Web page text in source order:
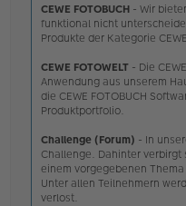
CEWE FOTOBUCH - Wir
funktional nicht
Produkte der Kategorie
CEWE FOTOWELT - Die
Anwendung aus unserem
die CEWE FOTOBUCH
Produktportfolio.
Challenge (Forum) - In
Challenge. Dahinter verbirgt
einem vorgegebenen
Unter allen Teilnehmern
verlost.